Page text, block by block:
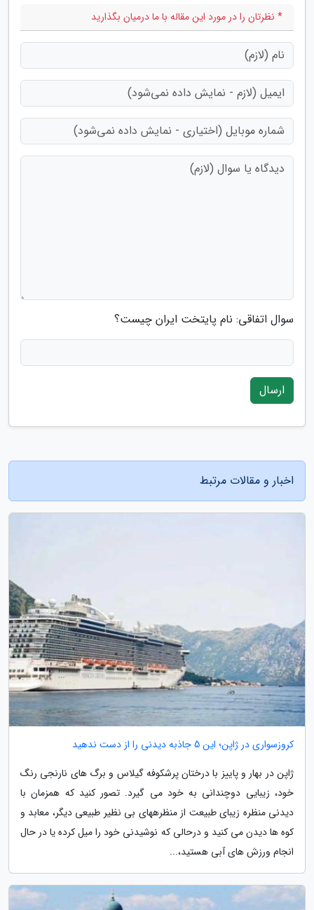
* نظرتان را در مورد این مقاله با ما درمیان بگذارید
سوال اتفاقی: نام پایتخت ایران چیست؟
ارسال
اخبار و مقالات مرتبط
کروزسواری در ژاپن؛ این 5 جاذبه دیدنی را از دست ندهید
ژاپن در بهار و پاییز با درختان پرشکوفه گیلاس و برگ های نارنجی رنگ
خود، زیبایی دوچندانی به خود می گیرد. تصور کنید که همزمان با
دیدنی منظره زیبای طبیعت از منظرههای بی نظیر طبیعی دیگر، معابد و
کوه ها دیدن می کنید و درحالی که نوشیدنی خود را میل کرده یا در حال
انجام ورزش های آبی هستید،...